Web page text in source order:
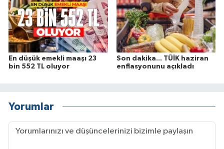
En düşük emekli maaşı 23
bin 552 TL oluyor
Son dakika... TÜİK haziran
enflasyonunu açıkladı
Yorumlar